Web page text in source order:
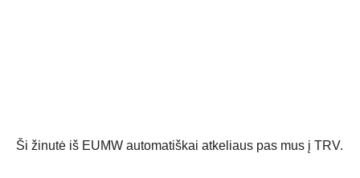
Ši žinutė iš EUMW automatiškai atkeliaus pas mus į TRV.